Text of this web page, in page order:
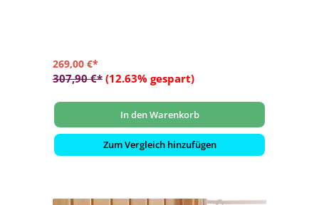
269,00 €*
307,90 €* (12.63% gespart)
In den Warenkorb
Zum Vergleich hinzufügen